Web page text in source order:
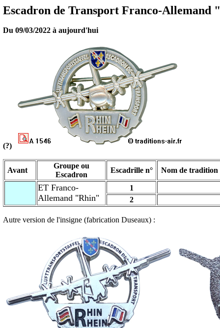
Escadron de Transport Franco-Allemand
Du 09/03/2022 à aujourd'hui
(?)
Avant
Groupe ou
Escadron
Escadrille n° Nom de tradition
ET Franco-
Allemand "Rhin"
1
2
Autre version de l'insigne (fabrication Duseaux) :